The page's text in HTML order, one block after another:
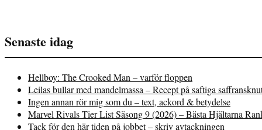
Senaste idag
Hellboy: The Crooked Man – varför floppen
Leilas bullar med mandelmassa – Recept på saftiga
Ingen annan rör mig som du – text, ackord & betydelse
Marvel Rivals Tier List Säsong 9 (2026) – Bästa Hjältarna
Tack för den här tiden på jobbet – skriv avtackningen